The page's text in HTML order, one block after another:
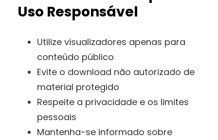
Uso Responsável
Utilize visualizadores apenas para
conteúdo público
Evite o download não autorizado de
material protegido
Respeite a privacidade e os limites
pessoais
Mantenha-se informado sobre